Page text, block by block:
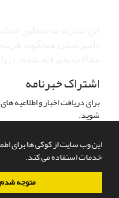
این وب سایت از کوکی ها برای
خدمات استفاده می کند.
متوجه شدم
اشتراک خبرنامه
برای دریافت اخبار و اطلاعیه
شوید.
سامانه مدیریت نشریات علمی.